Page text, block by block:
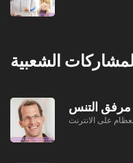
الشعبية
مرفق التنس
على الانترنت